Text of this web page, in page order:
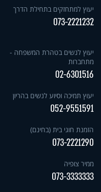
יעוץ למתחזקים בתחילת הדרך
073-2221232
יעוץ לנשים בטהרת המשפחה -
מתחברות
02-6301516
יעוץ תמיכה וסיוע לנשים בהריון
052-9551591
הזמנת חוגי בית (בחינם)
073-2221290
ממיר צופיה
073-3333333